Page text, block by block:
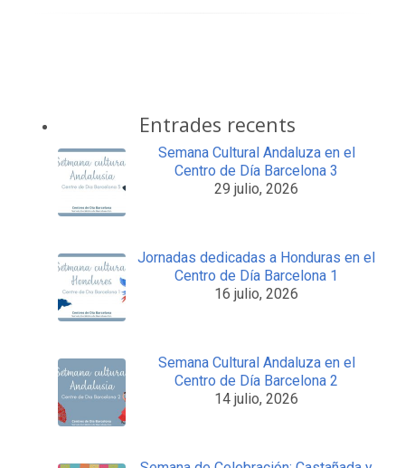
Entrades recents
Semana Cultural Andaluza en el
Centro de Día Barcelona 3
29 julio, 2026
Jornadas dedicadas a Honduras en el
Centro de Día Barcelona 1
16 julio, 2026
Semana Cultural Andaluza en el
Centro de Día Barcelona 2
14 julio, 2026